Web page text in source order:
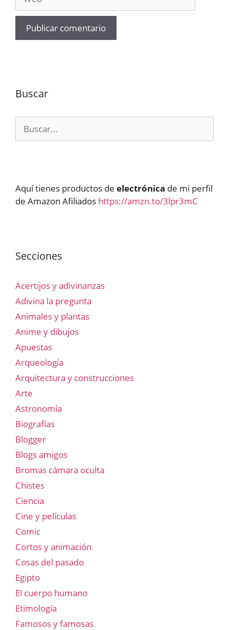
Buscar
Aquí tienes productos de electrónica de mi perfil
de Amazon Afiliados https://amzn.to/3lpr3mC
Secciones
Acertijos y adivinanzas
Adivina la pregunta
Animales y plantas
Anime y dibujos
Apuestas
Arqueología
Arquitectura y construcciones
Arte
Astronomía
Biografías
Blogger
Blogs amigos
Bromas cámara oculta
Chistes
Ciencia
Cine y películas
Comic
Cortos y animación
Cosas del pasado
Egipto
El cuerpo humano
Etimología
Famosos y famosas